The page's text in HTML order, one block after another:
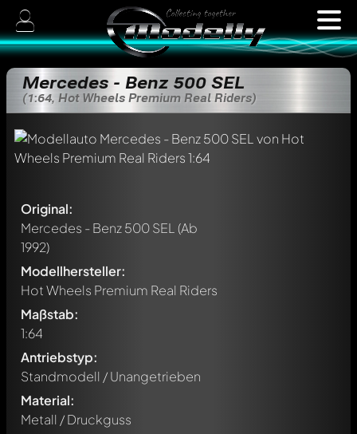
Mercedes - Benz 500 SEL
(1:64, Hot Wheels Premium Real Riders)
Original:
Mercedes - Benz 500 SEL (Ab
1992)
Modellhersteller:
Hot Wheels Premium Real Riders
Maßstab:
1:64
Antriebstyp:
Standmodell / Unangetrieben
Material:
Metall / Druckguss